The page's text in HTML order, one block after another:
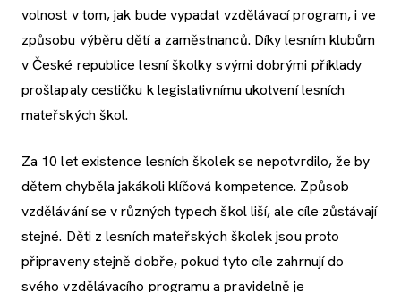
volnost v tom, jak bude vypadat vzdělávací program, i ve
způsobu výběru dětí a zaměstnanců. Díky lesním klubům
v České republice lesní školky svými dobrými příklady
prošlapaly cestičku k legislativnímu ukotvení lesních
mateřských škol.
Za 10 let existence lesních školek se nepotvrdilo, že by
dětem chyběla jakákoli klíčová kompetence. Způsob
vzdělávání se v různých typech škol liší, ale cíle zůstávají
stejné. Děti z lesních mateřských školek jsou proto
připraveny stejně dobře, pokud tyto cíle zahrnují do
svého vzdělávacího programu a pravidelně je